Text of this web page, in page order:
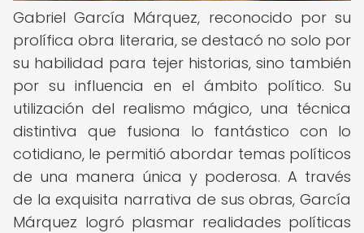
Gabriel García Márquez, reconocido por su
prolífica obra literaria, se destacó no solo por
su habilidad para tejer historias, sino también
por su influencia en el ámbito político. Su
utilización del realismo mágico, una técnica
distintiva que fusiona lo fantástico con lo
cotidiano, le permitió abordar temas políticos
de una manera única y poderosa. A través
de la exquisita narrativa de sus obras, García
Márquez logró plasmar realidades políticas